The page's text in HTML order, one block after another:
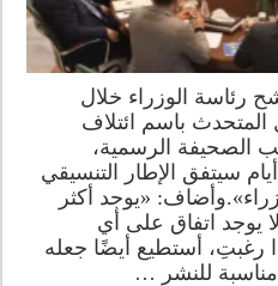
رئاسة الوزراء خلال
باسم ائتلاف
الصحيفة الرسمية،
سيتفق الإطار التنسيقي
«يوجد أكثر
يوجد اتفاق على أي
رغبتِ، أستطيع أيضًا جعله
مناسبة للنشر …